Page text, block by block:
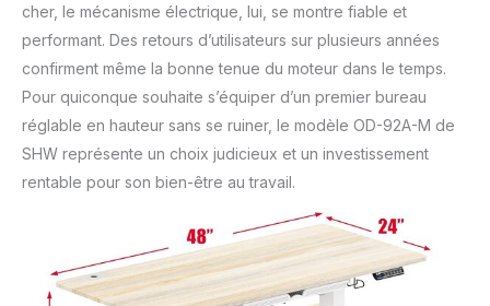
cher, le mécanisme électrique, lui, se montre fiable et
performant. Des retours d’utilisateurs sur plusieurs années
confirment même la bonne tenue du moteur dans le temps.
Pour quiconque souhaite s’équiper d’un premier bureau
réglable en hauteur sans se ruiner, le modèle OD-92A-M de
SHW représente un choix judicieux et un investissement
rentable pour son bien-être au travail.